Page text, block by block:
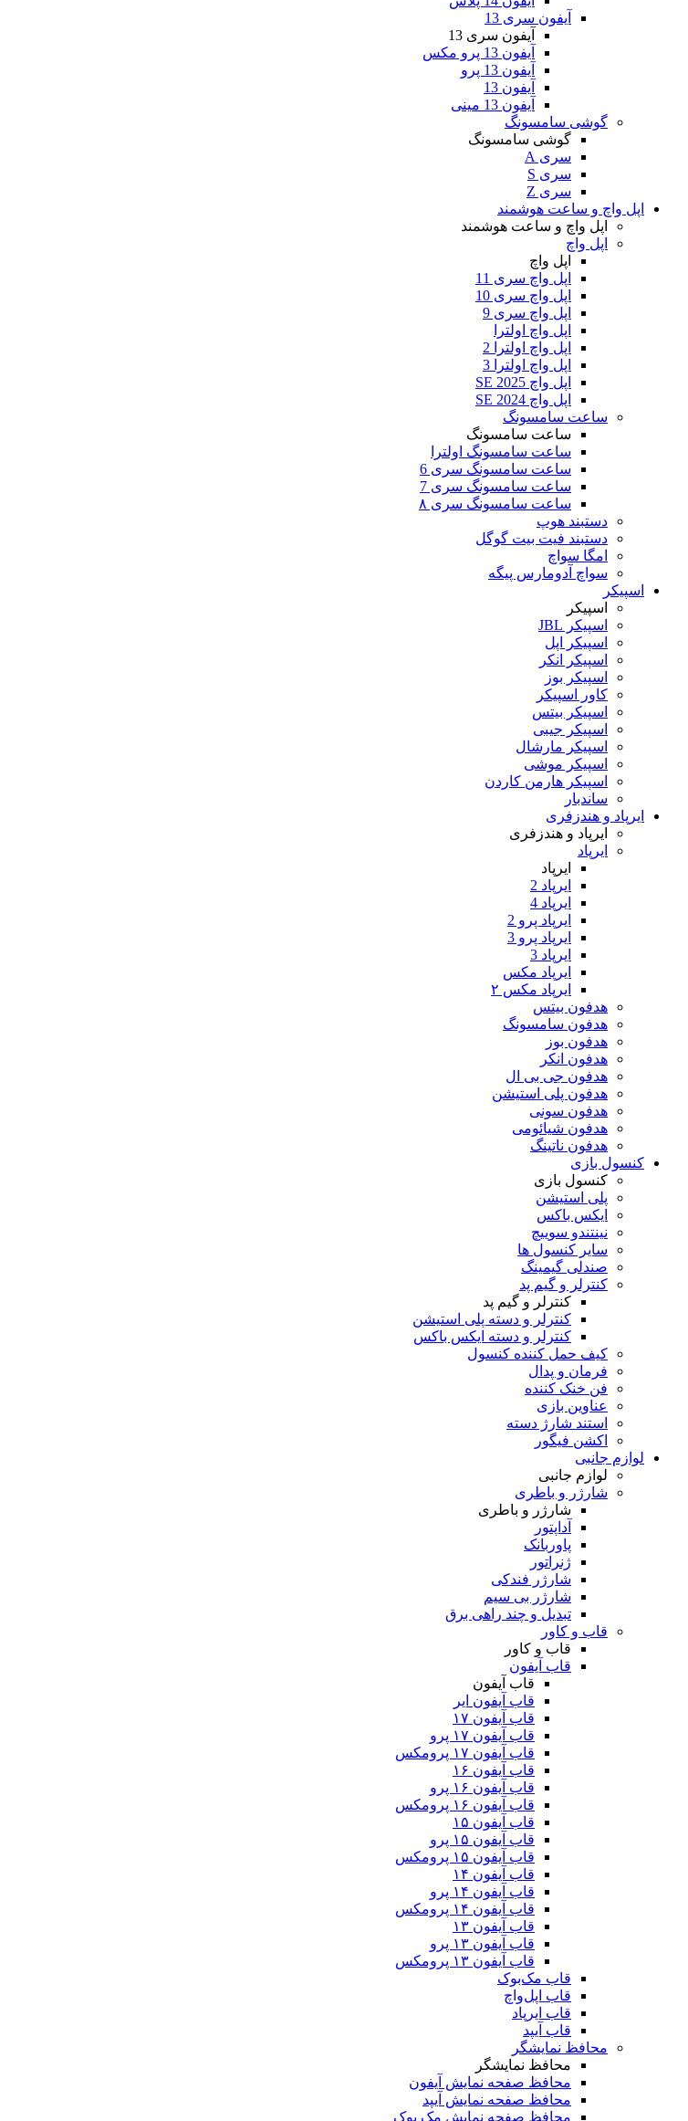
آیفون سری 13
آیفون سری 13
آیفون 13 پرو مکس
آیفون 13 پرو
آیفون 13
آیفون 13 مینی
گوشی سامسونگ
گوشی سامسونگ
سری A
سری S
سری Z
اپل واچ و ساعت هوشمند
اپل واچ و ساعت هوشمند
اپل واچ
اپل واچ
اپل واچ سری 11
اپل واچ سری 10
اپل واچ سری 9
اپل واچ اولترا
اپل واچ اولترا 2
اپل واچ اولترا 3
اپل واچ SE 2025
اپل واچ SE 2024
ساعت سامسونگ
ساعت سامسونگ
ساعت سامسونگ اولترا
ساعت سامسونگ سری 6
ساعت سامسونگ سری 7
ساعت سامسونگ سری ۸
دستبند هوپ
دستبند فیت بیت گوگل
امگا سواچ
سواچ آدومارس پیگه
اسپیکر
اسپیکر
اسپیکر JBL
اسپیکر اپل
اسپیکر انکر
اسپیکر بوز
کاور اسپیکر
اسپیکر بیتس
اسپیکر جیبی
اسپیکر مارشال
اسپیکر موشی
اسپیکر هارمن کاردن
ساندبار
ایرپاد و هندزفری
ایرپاد و هندزفری
ایرپاد
ایرپاد
ایرپاد 2
ایرپاد 4
ایرپاد پرو 2
ایرپاد پرو 3
ایرپاد 3
ایرپاد مکس
ایرپاد مکس ۲
هدفون بیتس
هدفون سامسونگ
هدفون بوز
هدفون انکر
هدفون جی بی ال
هدفون پلی استیشن
هدفون سونی
هدفون شیائومی
هدفون ناتینگ
کنسول بازی
کنسول بازی
پلی استیشن
ایکس باکس
نینتندو سوییچ
سایر کنسول ها
صندلی گیمینگ
کنترلر و گیم پد
کنترلر و گیم پد
کنترلر و دسته پلی استیشن
کنترلر و دسته ایکس باکس
کیف حمل کننده کنسول
فرمان و پدال
فن خنک کننده
عناوین بازی
استند شارژ دسته
اکشن فیگور
لوازم جانبی
لوازم جانبی
شارژر و باطری
شارژر و باطری
آداپتور
پاوربانک
ژنراتور
شارژر فندکی
شارژر بی سیم
تبدیل و چند راهی برق
قاب و کاور
قاب و کاور
قاب آیفون
قاب آیفون
قاب آیفون ایر
قاب آیفون ۱۷
قاب آیفون ۱۷ پرو
قاب آیفون ۱۷ پرومکس
قاب آیفون ۱۶
قاب آیفون ۱۶ پرو
قاب آیفون ۱۶ پرومکس
قاب آیفون ۱۵
قاب آیفون ۱۵ پرو
قاب آیفون ۱۵ پرومکس
قاب آیفون ۱۴
قاب آیفون ۱۴ پرو
قاب آیفون ۱۴ پرومکس
قاب آیفون ۱۳
قاب آیفون ۱۳ پرو
قاب آیفون ۱۳ پرومکس
قاب مک‌بوک
قاب اپل‌واچ
قاب ایرپاد
قاب آیپد
محافظ نمایشگر
محافظ نمایشگر
محافظ صفحه نمایش آیفون
محافظ صفحه نمایش آیپد
محافظ صفحه نمایش مک بوک